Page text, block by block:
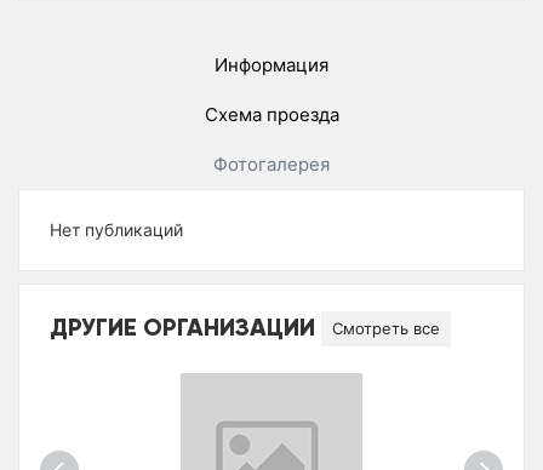
Информация
Схема проезда
Фотогалерея
Нет публикаций
ДРУГИЕ ОРГАНИЗАЦИИ Смотреть все